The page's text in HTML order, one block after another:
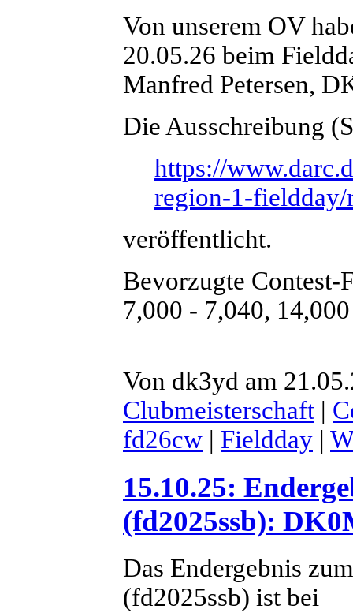
Von unserem OV
20.05.26 beim
Manfred Petersen,
Die Ausschreibung
https://
region-1-fieldday/
veröffentlicht.
Bevorzugte Contest-
7,000 - 7,040,
Von dk3yd am
Clubmeisterschaft |
fd26cw | Fieldday |
15.10.25:
(fd2025ssb):
Das Endergebnis
(fd2025ssb) ist bei